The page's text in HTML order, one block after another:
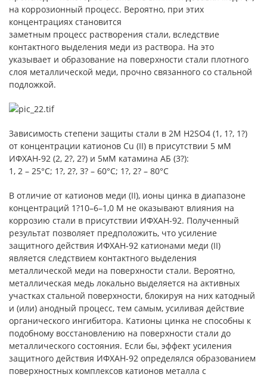
на коррозионный процесс. Вероятно, при этих
концентрациях становится
заметным процесс растворения стали, вследствие
контактного выделения меди из раствора. На это
указывает и образование на поверхности стали плотного
слоя металлической меди, прочно связанного со стальной
подложкой.
Зависимость степени защиты стали в 2М H2SO4 (1, 1?, 1?)
от концентрации катионов Cu (II) в присутствии 5 мМ
ИФХАН-92 (2, 2?, 2?) и 5мМ катамина АБ (3?):
1, 2 – 25°С; 1?, 2?, 3? – 60°С; 1?, 2? – 80°С
В отличие от катионов меди (II), ионы цинка в диапазоне
концентраций 1?10–6–1,0 М не оказывают влияния на
коррозию стали в присутствии ИФХАН-92. Полученный
результат позволяет предположить, что усиление
защитного действия ИФХАН-92 катионами меди (II)
является следствием контактного выделения
металлической меди на поверхности стали. Вероятно,
металлическая медь локально выделяется на активных
участках стальной поверхности, блокируя на них катодный
и (или) анодный процесс, тем самым, усиливая действие
органического ингибитора. Катионы цинка не способны к
подобному восстановлению на поверхности стали до
металлического состояния. Если бы, эффект усиления
защитного действия ИФХАН-92 определялся образованием
поверхностных комплексов катионов металла с